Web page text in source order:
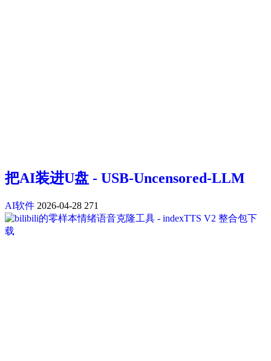
把AI装进U盘 - USB-Uncensored-LLM
AI软件 2026-04-28 271